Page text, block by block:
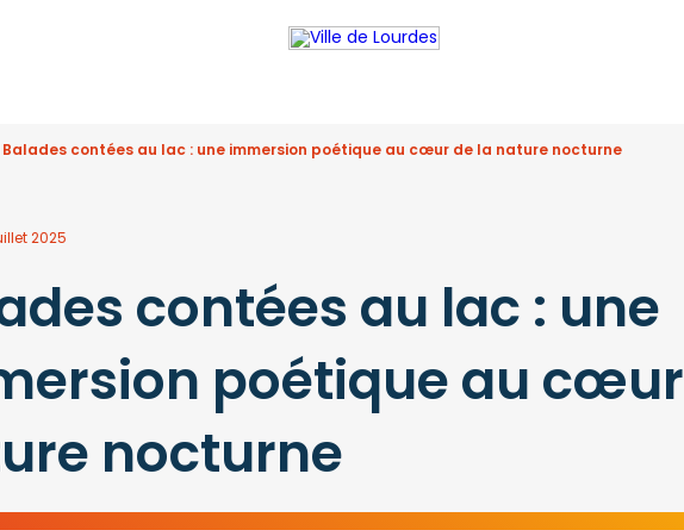
Balades contées au lac : une immersion poétique au cœur de la nature nocturne
2025
contées au lac : une
poétique au
nocturne